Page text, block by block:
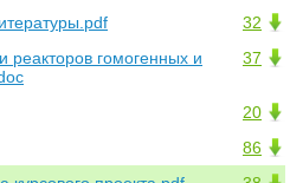
32
37
реакторов гомогенных и
20
86